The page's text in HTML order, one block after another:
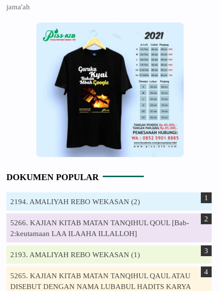
jama'ah
DOKUMEN POPULAR
2194. AMALIYAH REBO WEKASAN (2)
5266. KAJIAN KITAB MATAN TANQIHUL QOUL [Bab-
2:keutamaan LAA ILAAHA ILLALLOH]
2193. AMALIYAH REBO WEKASAN (1)
5265. KAJIAN KITAB MATAN TANQIHUL QAUL ATAU
DISEBUT DENGAN NAMA LUBABUL HADITS KARYA